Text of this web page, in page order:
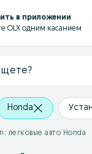
в приложении
OLX одним касанием
Honda
легковые авто Honda